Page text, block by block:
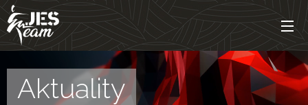
Aktuality